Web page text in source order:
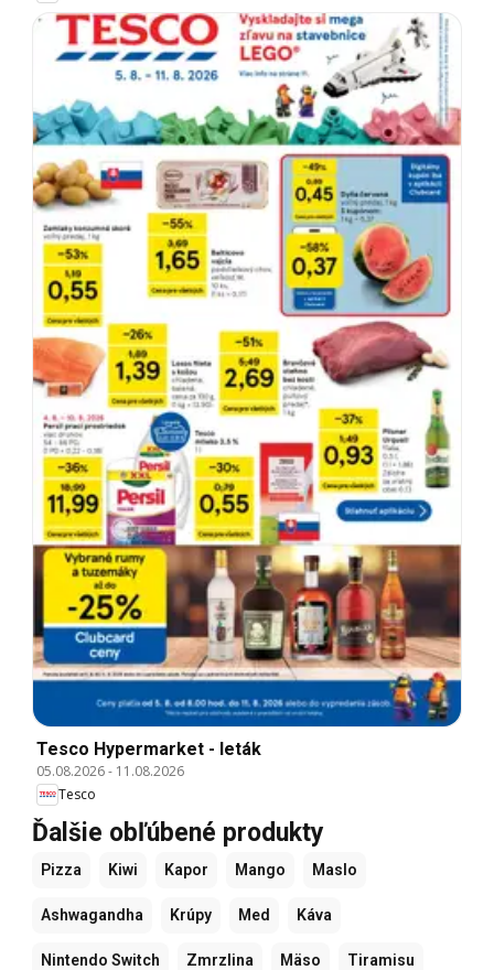
Tesco Hypermarket - leták
05.08.2026- 11.08.2026
Tesco
Ďalšie obľúbené produkty
Pizza Kiwi Kapor Mango Maslo
Ashwagandha Krúpy Med Káva
Nintendo Switch Zmrzlina Mäso Tiramisu